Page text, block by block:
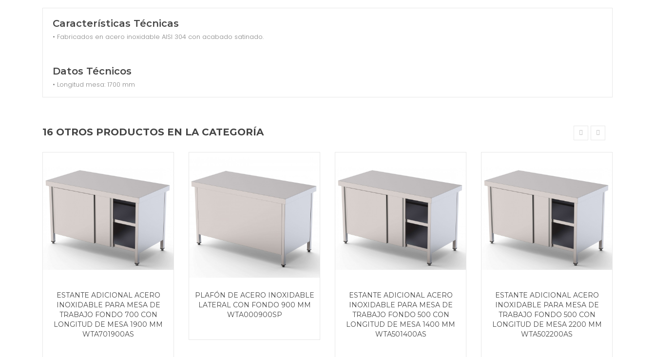
Características Técnicas
• Fabricados en acero inoxidable AISI 304 con acabado satinado.
Datos Técnicos
• Longitud mesa: 1700 mm
16 OTROS PRODUCTOS EN LA CATEGORÍA
ESTANTE ADICIONAL ACERO
INOXIDABLE PARA MESA DE
TRABAJO FONDO 700 CON
LONGITUD DE MESA 1900 MM
WTA701900AS
PLAFÓN DE ACERO INOXIDABLE
LATERAL CON FONDO 900 MM
WTA000900SP
ESTANTE ADICIONAL ACERO
INOXIDABLE PARA MESA DE
TRABAJO FONDO 500 CON
LONGITUD DE MESA 1400 MM
WTA501400AS
ESTANTE ADICIONAL ACERO
INOXIDABLE PARA MESA DE
TRABAJO FONDO 500 CON
LONGITUD DE MESA 2200 MM
WTA502200AS